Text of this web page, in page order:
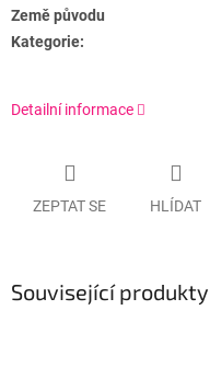
Země původu
Kategorie:
Detailní informace
ZEPTAT SE HLÍDAT
Související produkty